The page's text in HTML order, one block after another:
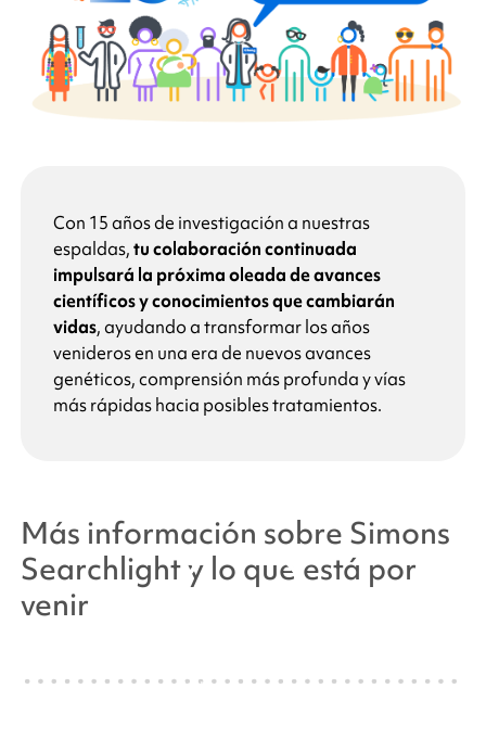
Con 15 años de investigación a nuestras
espaldas,tu colaboración continuada
impulsará la próxima oleada de avances
científicos y conocimientos que cambiarán
vidas, ayudando a transformar los años
venideros en una era de nuevos avances
genéticos, comprensión más profunda y vías
más rápidas hacia posibles tratamientos.
Más información sobre Simons
Searchlighty lo que está por
venir
By clicking to watch this